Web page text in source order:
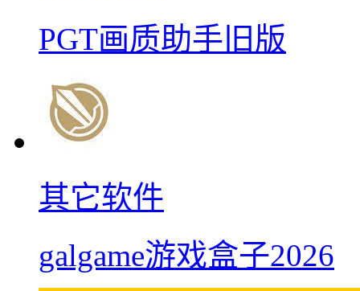
PGT画质助手旧版
其它软件
galgame游戏盒子2026